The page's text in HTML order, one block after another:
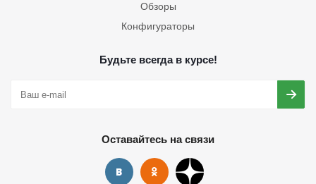
Обзоры
Конфигураторы
Будьте всегда в курсе!
Оставайтесь на связи